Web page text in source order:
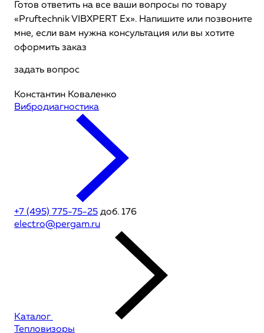
Готов ответить на все ваши вопросы по товару
«Pruftechnik VIBXPERT Ex». Напишите или позвоните
мне, если вам нужна консультация или вы хотите
оформить заказ
задать вопрос
Константин Коваленко
Вибродиагностика
+7 (495) 775-75-25 доб. 176
electro@pergam.ru
Каталог
Тепловизоры